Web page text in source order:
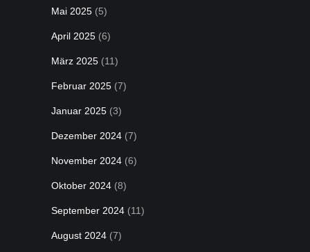
Mai 2025 (5)
April 2025 (6)
März 2025 (11)
Februar 2025 (7)
Januar 2025 (3)
Dezember 2024 (7)
November 2024 (6)
Oktober 2024 (8)
September 2024 (11)
August 2024 (7)